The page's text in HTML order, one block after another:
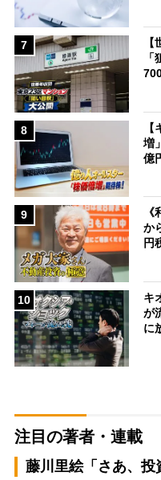
7
8
増
億
9
か
円
10
キ
が
に
注目の著者・連載
藤川里絵「さあ、投